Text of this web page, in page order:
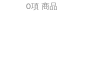
0項 商品